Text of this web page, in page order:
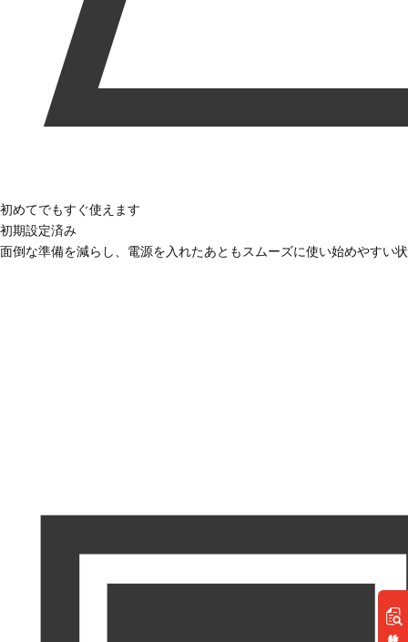
初めてでもすぐ使えます
初期設定済み
面倒な準備を減らし、電源を入れたあともスムーズに使い始めやすい